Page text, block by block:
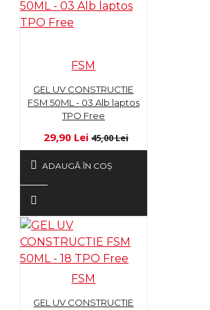
FSM
GEL UV CONSTRUCTIE
FSM 50ML - 03 Alb laptos
TPO Free
29,90 Lei 45,00 Lei
ADAUGĂ ÎN COŞ
FSM
GEL UV CONSTRUCTIE